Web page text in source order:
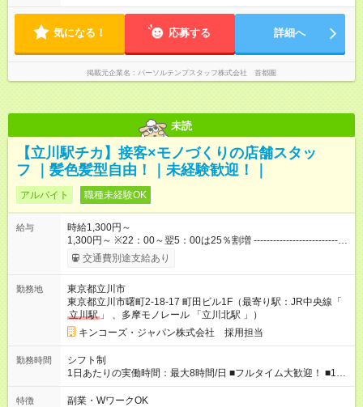
気になる！ 応募する 詳細へ
掲載元企業名 パーソルテンプスタッフ株式会社 首都圏
未読
【立川駅チカ】接客×モノづくりの店舗スタッ
フ ｜髪色髪型自由！｜未経験歓迎！｜
アルバイト 職種未経験OK
給与
時給1,300円～
1,300円～ ※22：00～翌5：00は25％割増 -----------------------------
---------------------------- ・配送スタッフは＋50円手当として加算さ
れます。 ・6か月ごとの業務評価で昇給あり！頑張っている人、
入社2か月後に時給が上がる可能性もあります。 【試用期間】試
用期間あり 試用期間の長さ：2ヶ月 雇用形態、給与は本採用時
と同じです。
交通費別途支給あり
勤務地
東京都立川市
東京都立川市曙町2‐18‐17 町田ビル1F（最寄り駅：JR中央線「
立川駅 」 、多摩モノレール 「立川北駅 」）
キンコーズ・ジャパン株式会社 採用担当
勤務時間
シフト制
1日あたりの実働時間：最大8時間/日 ■フルタイム大歓迎！ ■1日
6時間以上、週4日からOK ■シフト例 ※状況に応じて要相談 実
働8時間例：9:00～18:00、11:00～20:00 実働6時間例：11:00～
特徴 副業・WワークOK